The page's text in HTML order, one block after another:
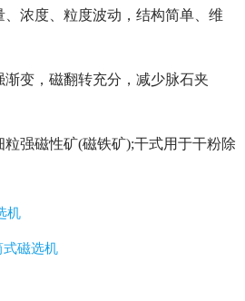
浓度、粒度波动，结构简单、维
变，磁翻转充分，减少脉石夹
强磁性矿(磁铁矿);干式用于干粉除
机
式磁选机